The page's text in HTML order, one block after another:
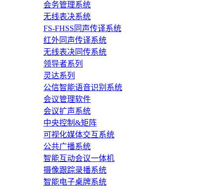
会务管理系统
无线表决系统
FS-FHSS同声传译系统
红外同声传译系统
无线表决同传系统
领导者系列
灵达系列
公信智能语音识别系统
会议管理软件
会议扩声系统
中央控制&矩阵
可视化媒体交互系统
公共广播系统
智能互动会议一体机
摄像跟踪录播系统
智能电子桌牌系统